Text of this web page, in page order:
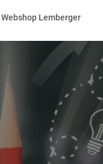
Webshop Lemberger